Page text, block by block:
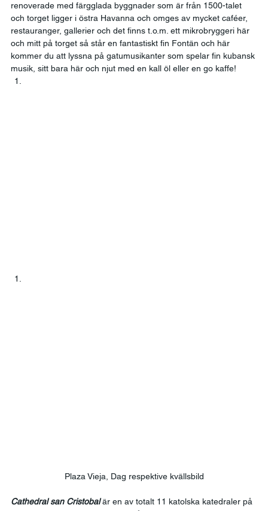
renoverade med färgglada byggnader som är från 1500-talet
och torget ligger i östra Havanna och omges av mycket caféer,
restauranger, gallerier och det finns t.o.m. ett mikrobryggeri här
och mitt på torget så står en fantastiskt fin Fontän och här
kommer du att lyssna på gatumusikanter som spelar fin kubansk
musik, sitt bara här och njut med en kall öl eller en go kaffe!
Plaza Vieja, Dag respektive kvällsbild
Cathedral san Cristobal är en av totalt 11 katolska katedraler på